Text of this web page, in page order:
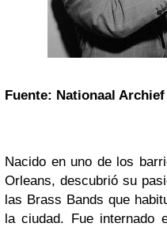
Fuente: Nationaal Archief
Nacido en uno de los
Orleans, descubrió su
las Brass Bands que
la ciudad. Fue internado